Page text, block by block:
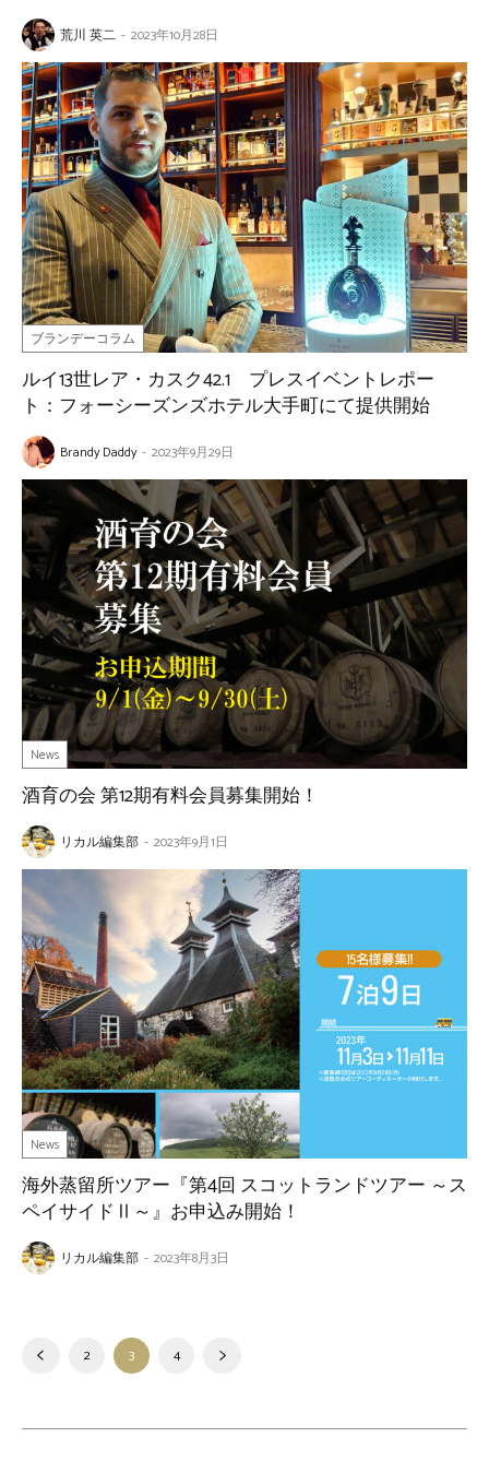
荒川 英二 - 2023年10月28日
ブランデーコラム
ルイ13世レア・カスク42.1 プレスイベントレポー
ト：フォーシーズンズホテル大手町にて提供開始
Brandy Daddy - 2023年9月29日
News
酒育の会 第12期有料会員募集開始！
リカル編集部 - 2023年9月1日
News
海外蒸留所ツアー『第4回 スコットランドツアー ～ス
ペイサイドⅡ～』お申込み開始！
リカル編集部 - 2023年8月3日
2 3 4